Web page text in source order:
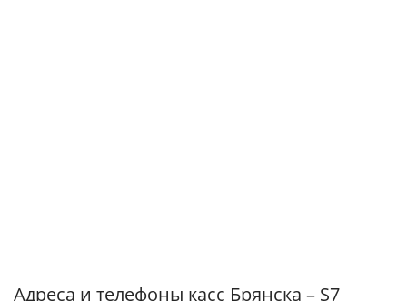
Адреса и телефоны касс Брянска – S7